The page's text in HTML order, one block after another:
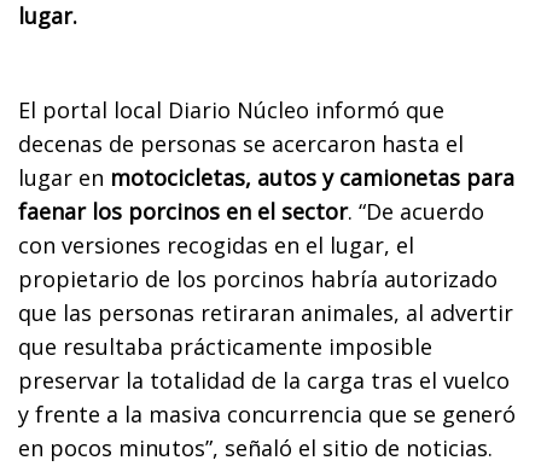
lugar.
El portal local Diario Núcleo informó que
decenas de personas se acercaron hasta el
lugar en motocicletas, autos y camionetas para
faenar los porcinos en el sector. “De acuerdo
con versiones recogidas en el lugar, el
propietario de los porcinos habría autorizado
que las personas retiraran animales, al advertir
que resultaba prácticamente imposible
preservar la totalidad de la carga tras el vuelco
y frente a la masiva concurrencia que se generó
en pocos minutos”, señaló el sitio de noticias.